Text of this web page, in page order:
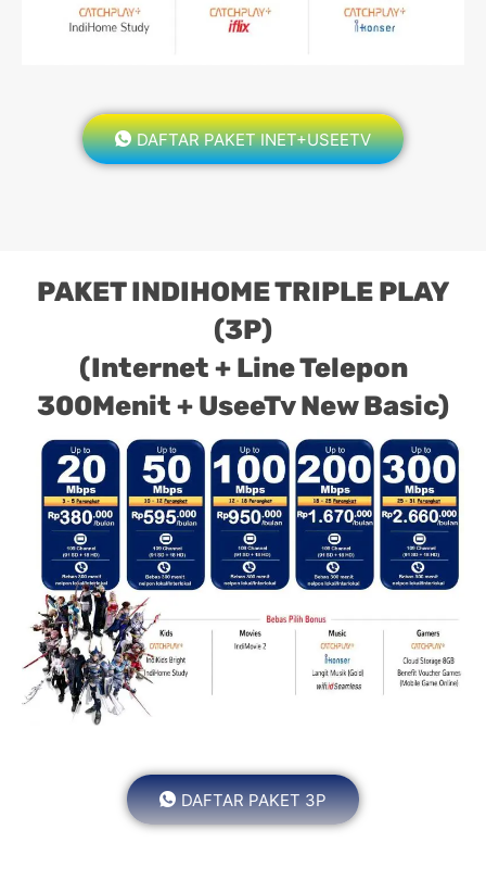
DAFTAR PAKET INET+USEETV
PAKET INDIHOME TRIPLE PLAY
(3P)
(Internet + Line Telepon
300Menit + UseeTv New Basic)
DAFTAR PAKET 3P